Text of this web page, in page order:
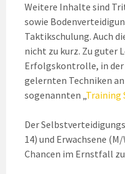
Weitere Inhalte sind
sowie
Taktikschulung. Auch
nicht zu kurz. Zu guter
Erfolgskontrolle, in der
gelernten Techniken
sogenannten „Training
Der
14) und Erwachsene
Chancen im Ernstfall